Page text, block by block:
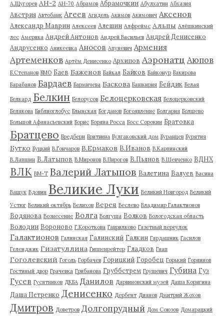
А.Щугорев АН-2 АН-70 Абрамов Абрамочкин Абулхатин Абхазия
Австрия Автобанк Агеев Агидель Акимов Акимович Аксенов
Александр Маврин Алексеев Алешин Алфреймс Альпы Алёшкинский
лес Америка Андрей Антонов Андрей Васильев Андрей Денисенко
Андрусенко Аникеевка Аносов Апуневич Армения
Артеменков Артём Денисенко Архипов Аэронатц Аюпов
Б.Степанов БМО Баев Баженов Байкал Байков Байконур Бакирова
Барабанов Бардаев Бармичева Баскова Башкирия Бейдик Белая
Белкард Белкин Белорусов Белоцерковская Белоцерковский
Белякова Библиоглобус Блынская Богданов Богоявление Болгария Болшево
Большой Афанасьевский Борис Боряна Росса Босс Сорокин Братовка
Братцево Бредбери Бритвина Булгаковский дом Буранцев Бурятия
Бутко Буцкий В.Гончаров В.Ермаков В.Иванов В.Карпинский
В.Лапшин В.Латыпов В.Миронов В.Пирогов В.Пьянов В.Шевченко ВДНХ
ВЛК ВМ-Т Валерий Латыпов Валетина Валуев Васина
Ващук Вдовин Великие Луки Великий Новгород Великий
Устюг Великий октябрь Велихов Верея Веслево Владимир Галактионов
Водянова Вознесение Волга Волгуша Волков Вологодская область
Володин Вороново Г.Короткова Гаврилково Газетный переулок
Галактионов Галинская Галинский Галкин Гардашник Гасилов
Геленджик Гизатуллина Гиппенрейтер Гладков Гнап
Гоголевский Гоголь Горбачев Горицкий Горобец Горький Горяинов
Гостиный двор Грачевка Грибанова Груббстрем Грушевич Губина Гуз
Гусев Гусятников ДКБА Данилов Дарвиновский музей Даша Корягина
Даша Петренко Денисенко Дербент Дианов Дмитрий Жохов
Дмитров Доветров Долгопрудный Дом Союзов Домарацкий